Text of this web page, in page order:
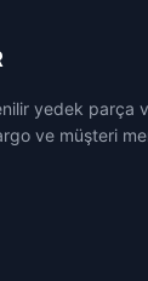
yedek parça
ve müşteri